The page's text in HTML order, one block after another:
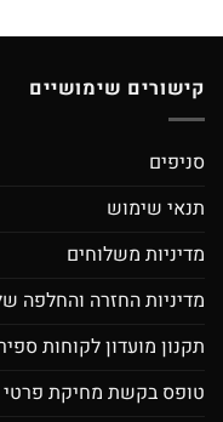
קישורים שימושיים
סניפים
תנאי שימוש
מדיניות משלוחים
מדיניות החזרה והחלפה
תקנון מועדון לקוחות
טופס בקשת מחיקת